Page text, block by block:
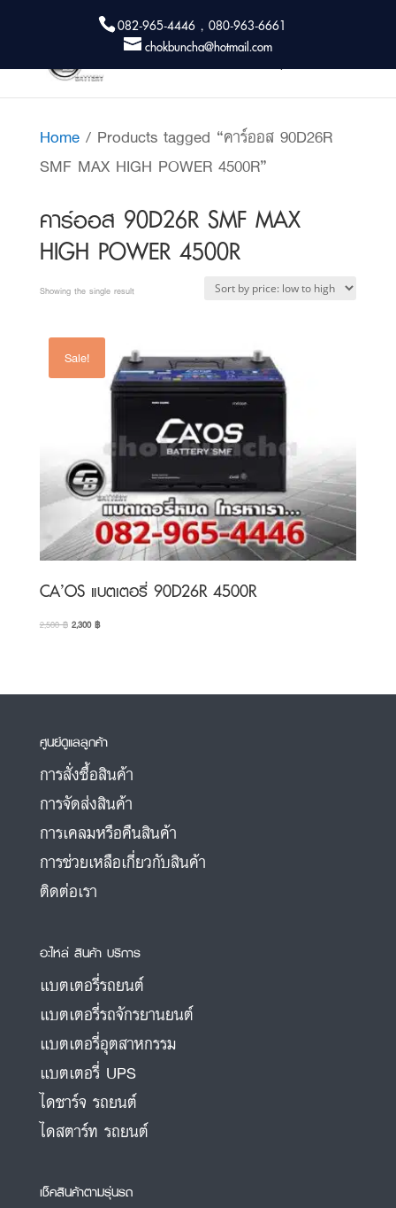
082-965-4446 , 080-963-6661
chokbuncha@hotmail.com
Home/ Products tagged “คาร์ออส 90D26R
SMF MAX HIGH POWER 4500R”
คาร์ออส 90D26R SMF MAX
HIGH POWER 4500R
Showing the single result
Sale!
CA’OS แบตเตอรี่ 90D26R 4500R
2,500฿ Original
2,300฿Current
ศูนย์ดูแลลูกค้า
การสั่งซื้อสินค้า
การจัดส่งสินค้า
การเคลมหรือคืนสินค้า
การช่วยเหลือเกี่ยวกับสินค้า
ติดต่อเรา
อะไหล่ สินค้า บริการ
แบตเตอรี่รถยนต์
แบตเตอรี่รถจักรยานยนต์
แบตเตอรี่อุตสาหกรรม
แบตเตอรี่ UPS
ไดชาร์จ รถยนต์
ไดสตาร์ท รถยนต์
เช็คสินค้าตามรุ่นรถ